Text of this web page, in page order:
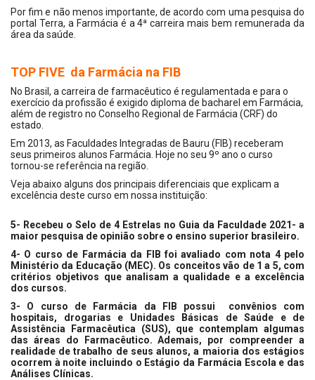
Por fim e não menos importante, de acordo com uma pesquisa do
portal Terra, a Farmácia é a 4ª carreira mais bem remunerada da
área da saúde.
TOP FIVE da Farmácia na FIB
No Brasil, a carreira de farmacêutico é regulamentada e para o
exercício da profissão é exigido diploma de bacharel em Farmácia,
além de registro no Conselho Regional de Farmácia (CRF) do
estado.
Em 2013, as Faculdades Integradas de Bauru (FIB) receberam
seus primeiros alunos Farmácia. Hoje no seu 9º ano o curso
tornou-se referência na região.
Veja abaixo alguns dos principais diferenciais que explicam a
excelência deste curso em nossa instituição:
5- Recebeu o Selo de 4 Estrelas no Guia da Faculdade 2021- a
maior pesquisa de opinião sobre o ensino superior brasileiro.
4- O curso de Farmácia da FIB foi avaliado com nota 4 pelo
Ministério da Educação (MEC). Os conceitos vão de 1 a 5, com
critérios objetivos que analisam a qualidade e a excelência
dos cursos.
3- O curso de Farmácia da FIB possui convênios com
hospitais, drogarias e Unidades Básicas de Saúde e de
Assistência Farmacêutica (SUS), que contemplam algumas
das áreas do Farmacêutico. Ademais, por compreender a
realidade de trabalho de seus alunos, a maioria dos estágios
ocorrem à noite incluindo o Estágio da Farmácia Escola e das
Análises Clínicas.